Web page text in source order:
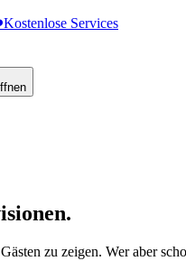
Kostenlose Services
zu zeigen. Wer aber